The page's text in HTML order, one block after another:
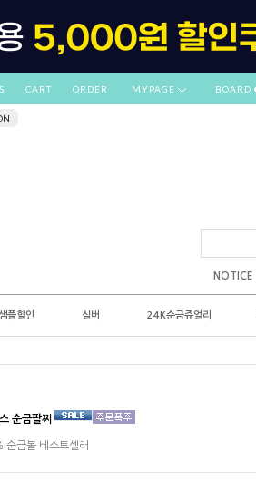
CART ORDER MYPAGE BOARD
NOTICE
플할인 실버 24K순금쥬얼리
순금팔찌
금볼 베스트셀러